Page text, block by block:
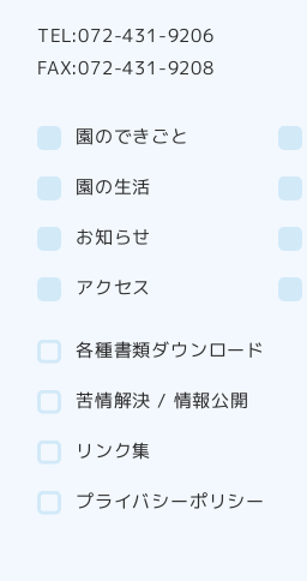
TEL:072-431-9206
FAX:072-431-9208
園のできごと
園の生活
お知らせ
アクセス
各種書類ダウンロード
苦情解決 / 情報公開
リンク集
プライバシーポリシー